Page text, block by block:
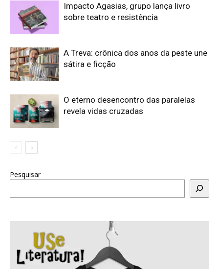
Impacto Agasias, grupo lança livro
sobre teatro e resistência
A Treva: crônica dos anos da peste une
sátira e ficção
O eterno desencontro das paralelas
revela vidas cruzadas
Pesquisar